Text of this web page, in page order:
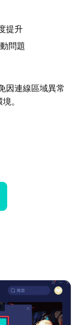
提升
問題
因連線區域異常
。